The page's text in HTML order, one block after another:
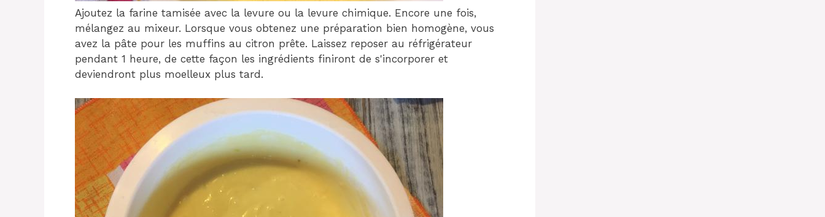
Ajoutez la farine tamisée avec la levure ou la levure chimique. Encore une fois,
mélangez au mixeur. Lorsque vous obtenez une préparation bien homogène, vous
avez la pâte pour les muffins au citron prête. Laissez reposer au réfrigérateur
pendant 1 heure, de cette façon les ingrédients finiront de s'incorporer et
deviendront plus moelleux plus tard.